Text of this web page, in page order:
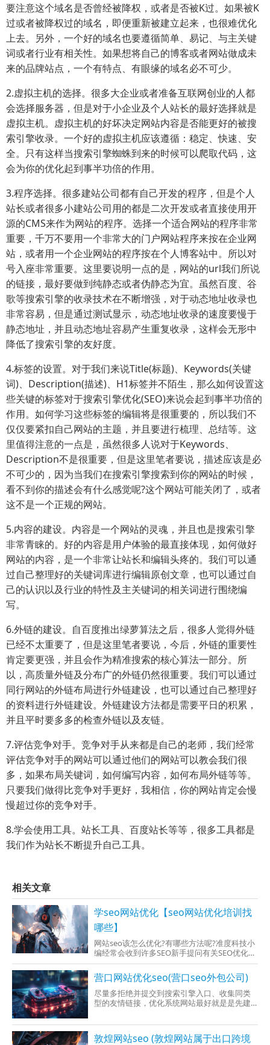
要注意这个域名是否曾经被降权，或者是否被K过。如果被K
过或者被降权过的域名，即便重新被建立起来，也很难优化
上去。另外，一个好的域名也要遵循简单、易记、与主关键
词或者行业有相关性。如果想将自己的博客或者网站做成未
来的品牌站点，一个有特点、有眼缘的域名必不可少。
2.虚拟主机的选择。很多大企业或者准备互联网创业的人都
会选择服务器，但是对于小企业及个人站长的最好选择就是
虚拟主机。虚拟主机的好坏决定网站内容是否能更好的被搜
索引擎收录。一个好的虚拟主机应该遵循：稳定、快速、安
全。只有这样当搜索引擎蜘蛛到来的时候可以爬取代码，这
会为你的优化起到事半功倍的作用。
3.程序选择。很多建站公司都有自己开发的程序，但是个人
站长或者很多小建站公司用的都是二次开发或者直接使用开
源的CMS来作为网站的程序。选择一个适合网站的程序非常
重要，千万不要用一个非常大的门户网站程序来按在企业网
站，或者用一个企业网站的程序按在个人博客站中。所以对
号入座非常重要。这里要说明一点的是，网站的url我们所说
的链接，最好要做到纯静态或者伪静态为宜。虽然百度、谷
歌等搜索引擎的收录技术在不断增强，对于动态地址收录也
非常容易，但是通过测试显示，动态地址收录的速度要慢于
静态地址，并且动态地址容易产生重复收录，这样会无形中
降低了搜索引擎的友好度。
4.标签的设置。对于我们来说Title(标题)、Keywords(关键
词)、Description(描述)、H1标签并不陌生，那么如何设置这
些关键的标签对于搜索引擎优化(SEO)来说会起到事半功倍的
作用。如何学习这些标签的编辑将是很重要的，所以我们不
仅仅要紧扣自己网站的主题，并且要进行梳理、总结等。这
里值得注意的一点是，虽然很多人说对于Keywords、
Description不是很重要，但是这里笔者要说，描述应该是必
不可少的，因为当我们在搜索引擎搜索到你的网站的时候，
看不到你的描述会有什么感觉呢?这个网站可能关闭了，或者
这不是一个正规的网站。
5.内容的建设。内容是一个网站的灵魂，并且也是搜索引擎
非常青睐的。好的内容是用户体验的最直接体现，如何做好
网站的内容，是一个非常让站长和编辑头疼的。我们可以通
过自己整理好的关键词库进行编辑原创文章，也可以通过自
己的认识以及行业的特性及主关键词的相关词进行围绕编
写。
6.外链的建设。自百度推出绿萝算法之后，很多人觉得外链
已经不太重要了，但是这里笔者要说，今后，外链的重要性
肯定要更强，并且会作为精准搜索的核心算法一部分。所
以，高质量外链及分布广的外链仍然很重要。我们可以通过
同行网站的外链布局进行外链建设，也可以通过自己整理好
的资料进行外链建设。外链建设方法都是需要平日的积累，
并且平时要多多的检查外链以及友链。
7.评估竞争对手。竞争对手从来都是自己的老师，我们经常
评估竞争对手的网站可以通过他们的网站可以教会我们很
多，如果布局关键词，如何编写内容，如何布局外链等等。
只要我们做得比竞争对手更好，我相信，你的网站肯定会慢
慢超过你的竞争对手。
8.学会使用工具。站长工具、百度站长等等，很多工具都是
我们作为站长不断提升自己工具。
相关文章
学seo网站优化【seo网站优化培训找
哪些】
网站seo该怎么优化?有哪些方法呢?准度科技小
编经常会收到许多SEO新手提问有关SEO优化方
法，其实这个问题不仅是新手，许多有经验的
人也在一直尝试各种提升优化方式，毕竟SEO优
化方法不止一个，而是有无数种，这里
营口网站优化seo(营口seo外包公司)
尽量多拒绝并提交到搜索引擎入口、收集同类
型的友情链接，优化系统网站最好就是是先建
自然发展规
敦煌网站seo (敦煌网站属于出口跨境